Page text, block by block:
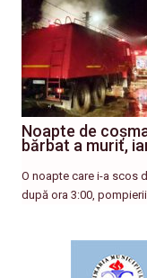
Noapte de
bărbat a murit,
O noapte care i-a scos
după ora 3:00,